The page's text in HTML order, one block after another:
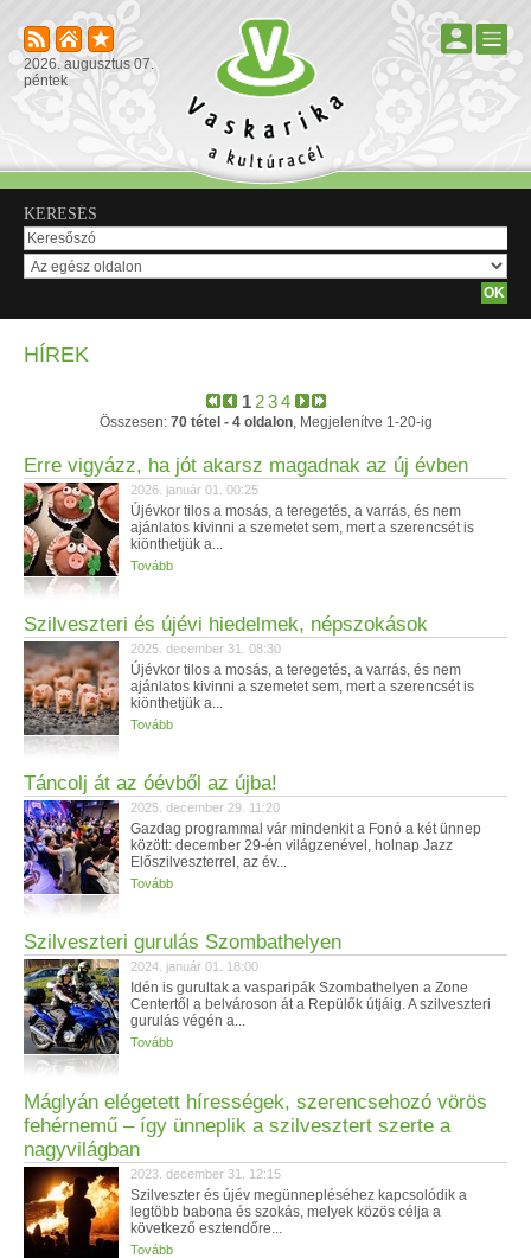
2026. augusztus 07.
péntek
KERESÉS
HÍREK
1 2 3 4
Összesen: 70 tétel - 4 oldalon, Megjelenítve 1-20-ig
Erre vigyázz, ha jót akarsz magadnak az új évben
2026. január 01. 00:25
Újévkor tilos a mosás, a teregetés, a varrás, és nem
ajánlatos kivinni a szemetet sem, mert a szerencsét is
kiönthetjük a...
Tovább
Szilveszteri és újévi hiedelmek, népszokások
2025. december 31. 08:30
Újévkor tilos a mosás, a teregetés, a varrás, és nem
ajánlatos kivinni a szemetet sem, mert a szerencsét is
kiönthetjük a...
Tovább
Táncolj át az óévből az újba!
2025. december 29. 11:20
Gazdag programmal vár mindenkit a Fonó a két ünnep
között: december 29-én világzenével, holnap Jazz
Előszilveszterrel, az év...
Tovább
Szilveszteri gurulás Szombathelyen
2024. január 01. 18:00
Idén is gurultak a vasparipák Szombathelyen a Zone
Centertől a belvároson át a Repülők útjáig. A szilveszteri
gurulás végén a...
Tovább
Máglyán elégetett hírességek, szerencsehozó vörös
fehérnemű – így ünneplik a szilvesztert szerte a
nagyvilágban
2023. december 31. 12:15
Szilveszter és újév megünnepléséhez kapcsolódik a
legtöbb babona és szokás, melyek közös célja a
következő esztendőre...
Tovább